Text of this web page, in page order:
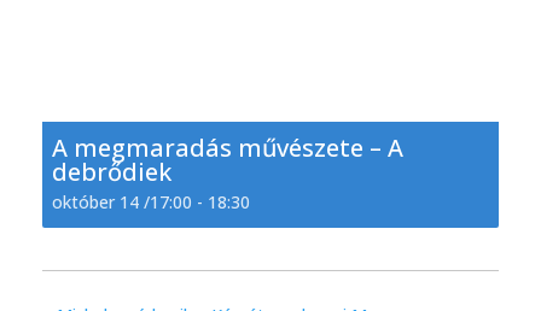
A megmaradás művészete – A
debrődiek
október 14 /17:00 - 18:30